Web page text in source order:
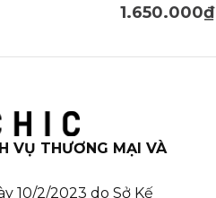
1.650.000₫
VỤ THƯƠNG MẠI VÀ
10/2/2023 do Sở Kế